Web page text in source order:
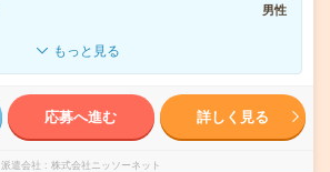
男性
もっと見る
応募へ進む 詳しく見る
派遣会社 株式会社ニッソーネット